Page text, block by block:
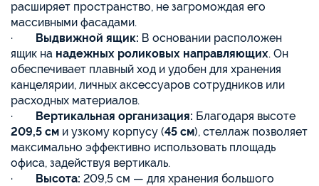
расширяет пространство, не загромождая его
массивными фасадами.
· Выдвижной ящик: В основании расположен
ящик на надежных роликовых направляющих. Он
обеспечивает плавный ход и удобен для хранения
канцелярии, личных аксессуаров сотрудников или
расходных материалов.
· Вертикальная организация: Благодаря высоте
209,5 см и узкому корпусу (45 см), стеллаж позволяет
максимально эффективно использовать площадь
офиса, задействуя вертикаль.
· Высота: 209,5 см — для хранения большого